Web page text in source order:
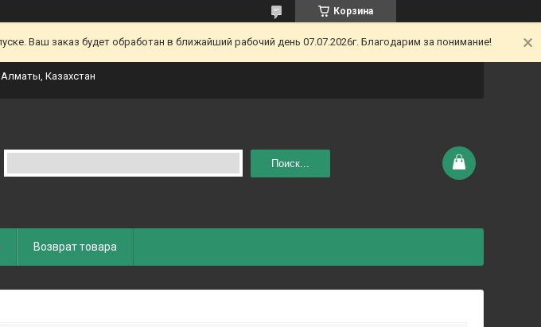
Корзина
Ваш заказ будет обработан в ближайший рабочий день 07.07.2026г. Благодарим за понимание!
Алматы, Казахстан
Поиск...
Возврат товара